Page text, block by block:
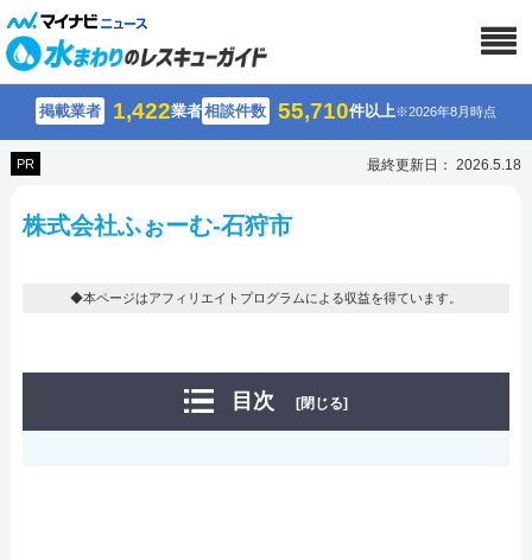
掲載業者 1,422業者相談件数 55,710件以上※2026年8月時点
PR 最終更新日： 2026.5.18
株式会社ふぉーむ-石狩市
◆本ページはアフィリエイトプログラムによる収益を得ています。
目次 [閉じる]